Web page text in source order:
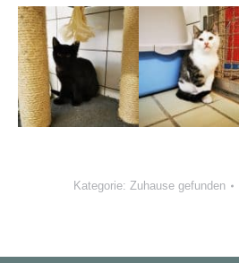
Kategorie: Zuhause gefunden